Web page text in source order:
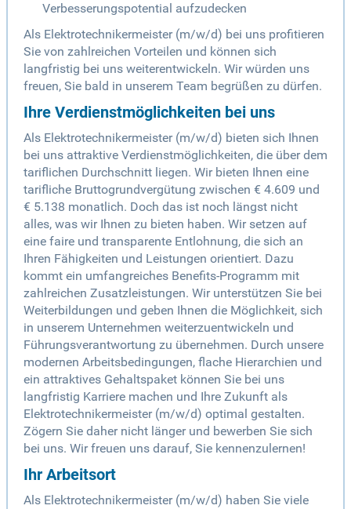
Verbesserungspotential aufzudecken
Als Elektrotechnikermeister (m/w/d) bei uns profitieren
Sie von zahlreichen Vorteilen und können sich
langfristig bei uns weiterentwickeln. Wir würden uns
freuen, Sie bald in unserem Team begrüßen zu dürfen.
Ihre Verdienstmöglichkeiten bei uns
Als Elektrotechnikermeister (m/w/d) bieten sich Ihnen
bei uns attraktive Verdienstmöglichkeiten, die über dem
tariflichen Durchschnitt liegen. Wir bieten Ihnen eine
tarifliche Bruttogrundvergütung zwischen € 4.609 und
€ 5.138 monatlich. Doch das ist noch längst nicht
alles, was wir Ihnen zu bieten haben. Wir setzen auf
eine faire und transparente Entlohnung, die sich an
Ihren Fähigkeiten und Leistungen orientiert. Dazu
kommt ein umfangreiches Benefits-Programm mit
zahlreichen Zusatzleistungen. Wir unterstützen Sie bei
Weiterbildungen und geben Ihnen die Möglichkeit, sich
in unserem Unternehmen weiterzuentwickeln und
Führungsverantwortung zu übernehmen. Durch unsere
modernen Arbeitsbedingungen, flache Hierarchien und
ein attraktives Gehaltspaket können Sie bei uns
langfristig Karriere machen und Ihre Zukunft als
Elektrotechnikermeister (m/w/d) optimal gestalten.
Zögern Sie daher nicht länger und bewerben Sie sich
bei uns. Wir freuen uns darauf, Sie kennenzulernen!
Ihr Arbeitsort
Als Elektrotechnikermeister (m/w/d) haben Sie viele